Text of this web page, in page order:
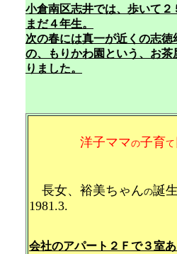
小倉南区志井では、歩いて
まだ４年生。
次の春には真一が近くの志
の、もりかわ園という、お
りました。
洋子ママの子育て
長女、裕美ちゃんの誕生
1981.3.
会社のアパート２Ｆで３室